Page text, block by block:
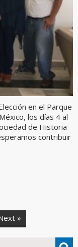
en el Parque
los días 4 al
de Historia
contribuir
»